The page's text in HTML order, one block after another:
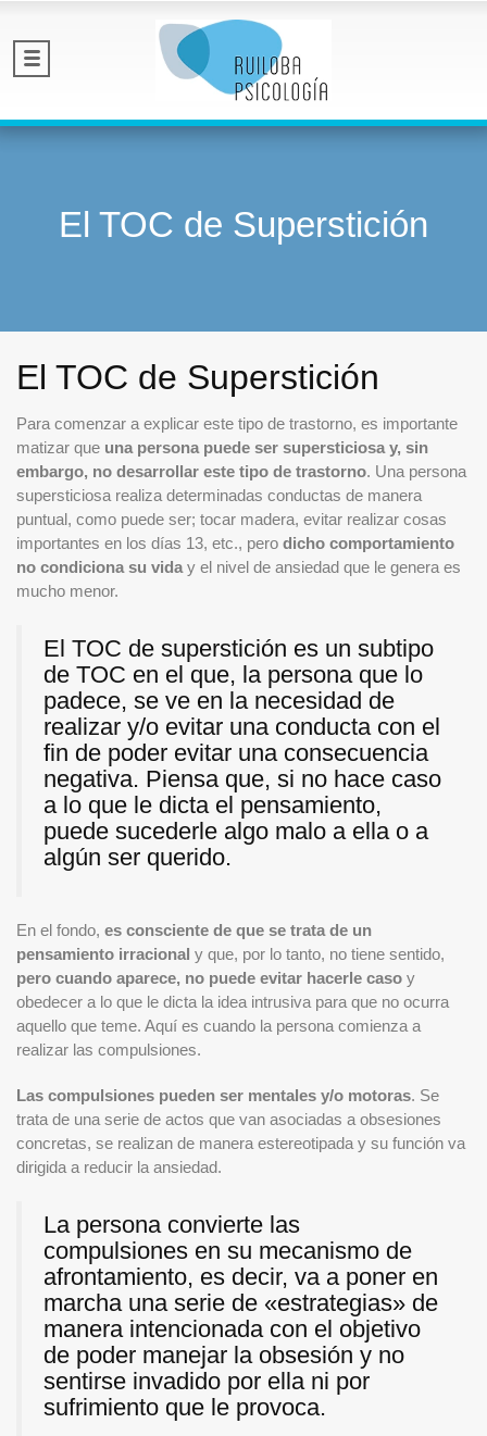
El TOC de Superstición
El TOC de Superstición
Para comenzar a explicar este tipo de trastorno, es importante
matizar que una persona puede ser supersticiosa y, sin
embargo, no desarrollar este tipo de trastorno. Una persona
supersticiosa realiza determinadas conductas de manera
puntual, como puede ser; tocar madera, evitar realizar cosas
importantes en los días 13, etc., pero dicho comportamiento
no condiciona su vida y el nivel de ansiedad que le genera es
mucho menor.
El TOC de superstición es un subtipo
de TOC en el que, la persona que lo
padece, se ve en la necesidad de
realizar y/o evitar una conducta con el
fin de poder evitar una consecuencia
negativa. Piensa que, si no hace caso
a lo que le dicta el pensamiento,
puede sucederle algo malo a ella o a
algún ser querido.
En el fondo, es consciente de que se trata de un
pensamiento irracional y que, por lo tanto, no tiene sentido,
pero cuando aparece, no puede evitar hacerle caso y
obedecer a lo que le dicta la idea intrusiva para que no ocurra
aquello que teme. Aquí es cuando la persona comienza a
realizar las compulsiones.
Las compulsiones pueden ser mentales y/o motoras. Se
trata de una serie de actos que van asociadas a obsesiones
concretas, se realizan de manera estereotipada y su función va
dirigida a reducir la ansiedad.
La persona convierte las
compulsiones en su mecanismo de
afrontamiento, es decir, va a poner en
marcha una serie de «estrategias» de
manera intencionada con el objetivo
de poder manejar la obsesión y no
sentirse invadido por ella ni por
sufrimiento que le provoca.